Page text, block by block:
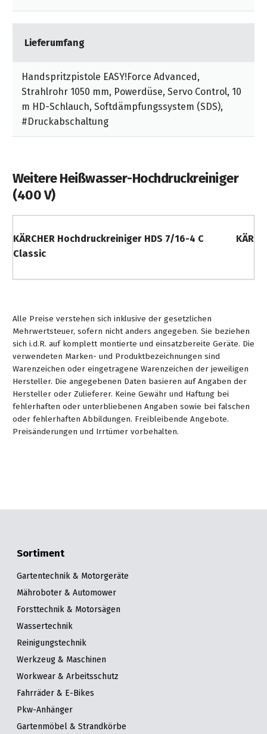
Altgeräts - gültig bis 31.05.25!
Lieferumfang
Handspritzpistole EASY!Force Advanced,
Strahlrohr 1050 mm, Powerdüse, Servo Control, 10
m HD-Schlauch, Softdämpfungssystem (SDS),
#Druckabschaltung
Weitere Heißwasser-Hochdruckreiniger
(400 V)
KÄRCHER Hochdruckreiniger HDS 7/16-4 C
Classic
Alle Preise verstehen sich inklusive der gesetzlichen
Mehrwertsteuer, sofern nicht anders angegeben. Sie beziehen
sich i.d.R. auf komplett montierte und einsatzbereite Geräte. Die
verwendeten Marken- und Produktbezeichnungen sind
Warenzeichen oder eingetragene Warenzeichen der jeweiligen
Hersteller. Die angegebenen Daten basieren auf Angaben der
Hersteller oder Zulieferer. Keine Gewähr und Haftung bei
fehlerhaften oder unterbliebenen Angaben sowie bei falschen
oder fehlerhaften Abbildungen. Freibleibende Angebote.
Preisänderungen und Irrtümer vorbehalten.
Sortiment
Gartentechnik & Motorgeräte
Mähroboter & Automower
Forsttechnik & Motorsägen
Wassertechnik
Reinigungstechnik
Werkzeug & Maschinen
Workwear & Arbeitsschutz
Fahrräder & E-Bikes
Pkw-Anhänger
Gartenmöbel & Strandkörbe